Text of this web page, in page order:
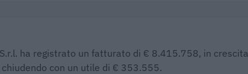
ha registrato un fatturato di € 8.415.758, in crescita
con un utile di € 353.555.